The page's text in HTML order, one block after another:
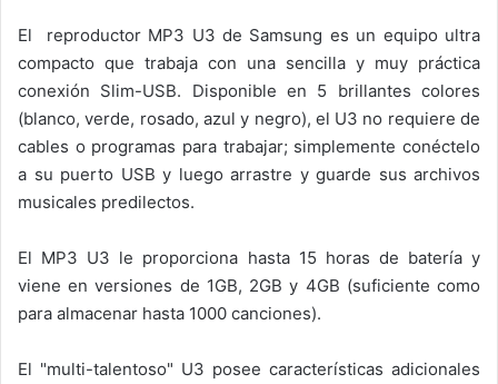
El reproductor MP3 U3 de Samsung es un equipo ultra
compacto que trabaja con una sencilla y muy práctica
conexión Slim-USB. Disponible en 5 brillantes colores
(blanco, verde, rosado, azul y negro), el U3 no requiere de
cables o programas para trabajar; simplemente conéctelo
a su puerto USB y luego arrastre y guarde sus archivos
musicales predilectos.
El MP3 U3 le proporciona hasta 15 horas de batería y
viene en versiones de 1GB, 2GB y 4GB (suficiente como
para almacenar hasta 1000 canciones).
El "multi-talentoso" U3 posee características adicionales